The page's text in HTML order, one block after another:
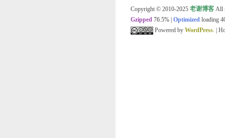
Copyright © 2010-2025 老谢博客 All
Gzipped 76.5% Optimized loading
Powered by WordPress. |